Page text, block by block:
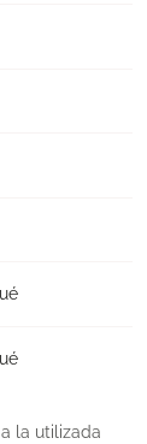
la utilizada